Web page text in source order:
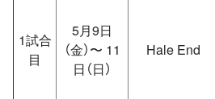
1試合
目
5月9日
（金）〜 11
日（日）
Hale End